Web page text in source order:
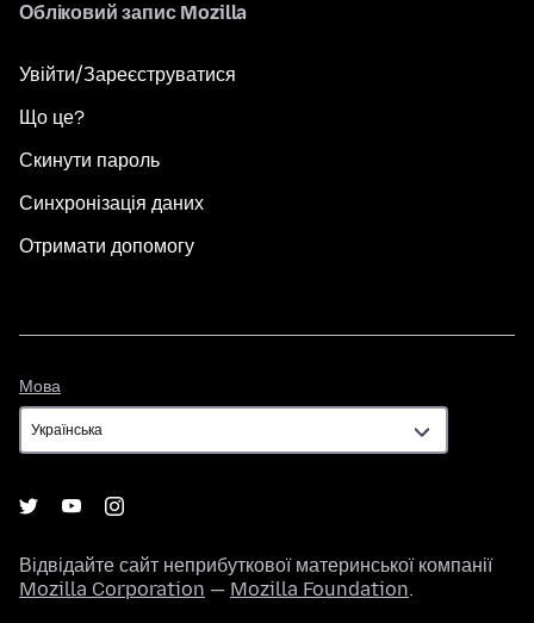
Обліковий запис Mozilla
Увійти/Зареєструватися
Що це?
Скинути пароль
Синхронізація даних
Отримати допомогу
Мова
Відвідайте сайт неприбуткової материнської компанії
Mozilla Corporation — Mozilla Foundation.